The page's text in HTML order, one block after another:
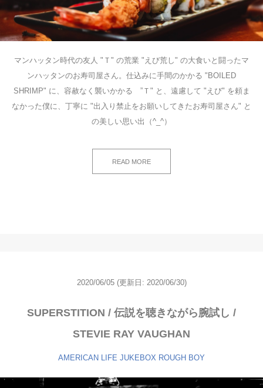
マンハッタン時代の友人 "Ｔ" の荒業 "えび荒し" の大食いと闘ったマ
ンハッタンのお寿司屋さん。仕込みに手間のかかる "BOILED
SHRIMP" に、容赦なく襲いかかる ”Ｔ" と、遠慮して "えび" を頼ま
なかった僕に、丁寧に "出入り禁止をお願いしてきたお寿司屋さん" と
の美しい思い出（^_^）
READ MORE
2020/06/05 (更新日: 2020/06/30)
SUPERSTITION / 伝説を聴きながら腕試し /
STEVIE RAY VAUGHAN
AMERICAN LIFE JUKEBOX ROUGH BOY